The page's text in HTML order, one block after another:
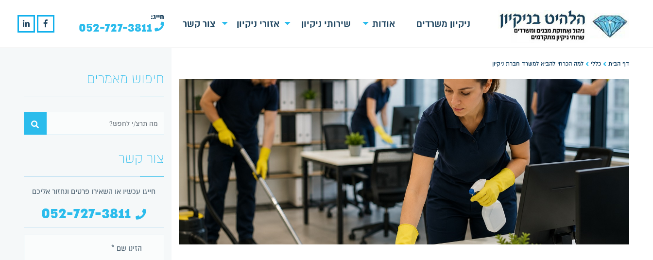
ניקיון משרדים אודות שירותי ניקיון אזורי ניקיון צור קשר
חייג:
052-727-3811
דף הבית כללי למה הכרחי להביא למשרד חברת ניקיון
חיפוש מאמרים
צור קשר
חייגו עכשיו או השאירו פרטים ונחזור אליכם
052-727-3811